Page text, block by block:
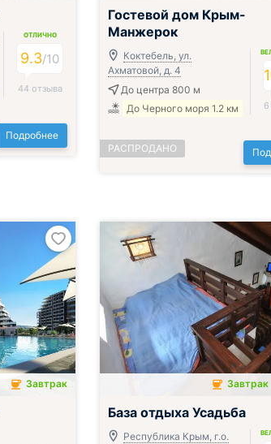
ОТЛИЧНО
9.3/10
44 отзыва
Подробнее
Завтрак включён
Гостевой дом Крым-
Манжерок
Коктебель, ул.
Ахматовой, д. 4
До центра 800 м
До Черного моря 1.2 км
РАСПРОДАНО
Завтрак
Завтрак включён
Завтрак
База отдыха Усадьба
Республика Крым, г.о.